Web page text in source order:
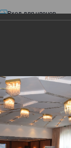
Вход для членов
и налоговом
всеобщее
законодательстве
и